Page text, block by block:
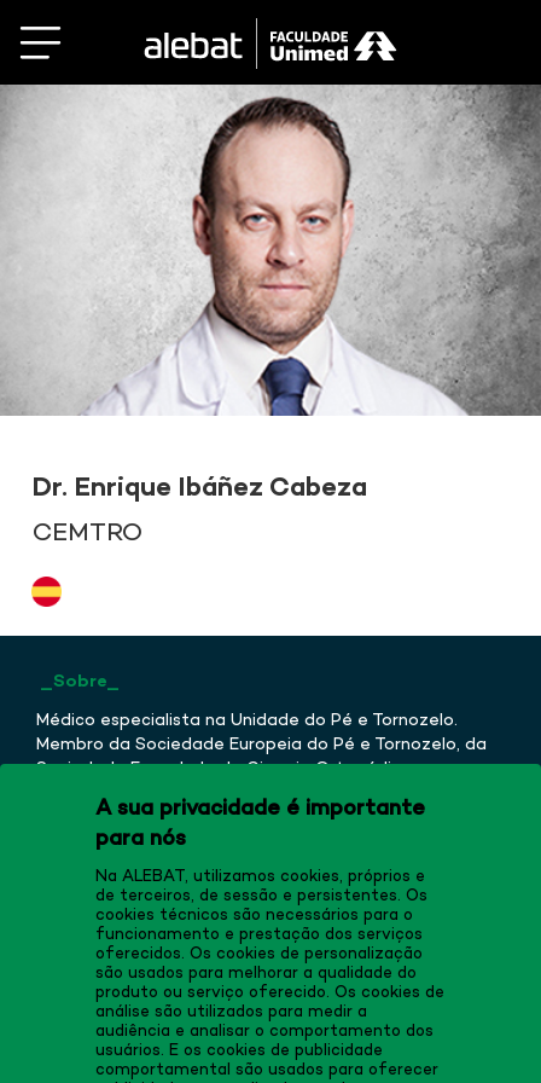
Saltar
al
A sua privacidade é importante
para nós
Na ALEBAT, utilizamos cookies, próprios e
de terceiros, de sessão e persistentes. Os
cookies técnicos são necessários para o
funcionamento e prestação dos serviços
oferecidos. Os cookies de personalização
são usados para melhorar a qualidade do
produto ou serviço oferecido. Os cookies de
análise são utilizados para medir a
audiência e analisar o comportamento dos
usuários. E os cookies de publicidade
comportamental são usados para oferecer
Dr. Enrique Ibáñez Cabeza
CEMTRO
_Sobre_
Médico especialista na Unidade do Pé e Tornozelo.
Membro da Sociedade Europeia do Pé e Tornozelo, da
Sociedade Espanhola de Cirurgia Ortopédica e
Traumatologia e da Sociedade Espanhola de
Medicina de Cirurgia do Pé e Tornozelo. Licenciatura
em Medicina, Diploma em Fisioterapia e Mestrado em
Técnicas de Terapia Manual pela Universidade de
Valência.